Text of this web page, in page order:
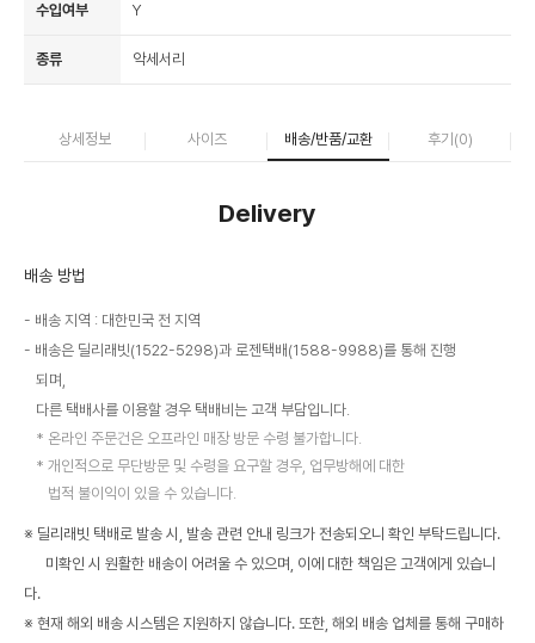
수입여부 Y
종류 악세서리
상세정보 사이즈 배송/반품/교환 후기(0)
Delivery
배송 방법
배송 지역 : 대한민국 전 지역
배송은 딜리래빗(1522-5298)과 로젠택배(1588-9988)를 통해 진행
되며,
다른 택배사를 이용할 경우 택배비는 고객 부담입니다.
온라인 주문건은 오프라인 매장 방문 수령 불가합니다.
개인적으로 무단방문 및 수령을 요구할 경우, 업무방해에 대한
법적 불이익이 있을 수 있습니다.
※ 딜리래빗 택배로 발송 시, 발송 관련 안내 링크가 전송되오니 확인 부탁드립니다.
미확인 시 원활한 배송이 어려울 수 있으며, 이에 대한 책임은 고객에게 있습니
다.
※ 현재 해외 배송 시스템은 지원하지 않습니다. 또한, 해외 배송 업체를 통해 구매하